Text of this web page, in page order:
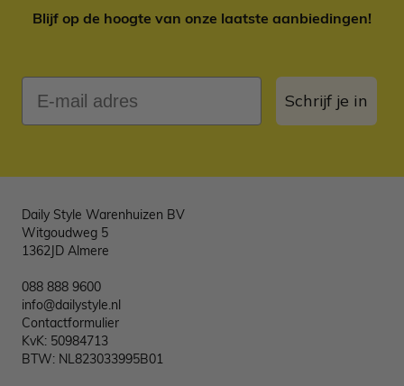
Blijf op de hoogte van onze laatste aanbiedingen!
Schrijf je in
Daily Style Warenhuizen BV
Witgoudweg 5
1362JD Almere
088 888 9600
info@dailystyle.nl
Contactformulier
KvK: 50984713
BTW: NL823033995B01